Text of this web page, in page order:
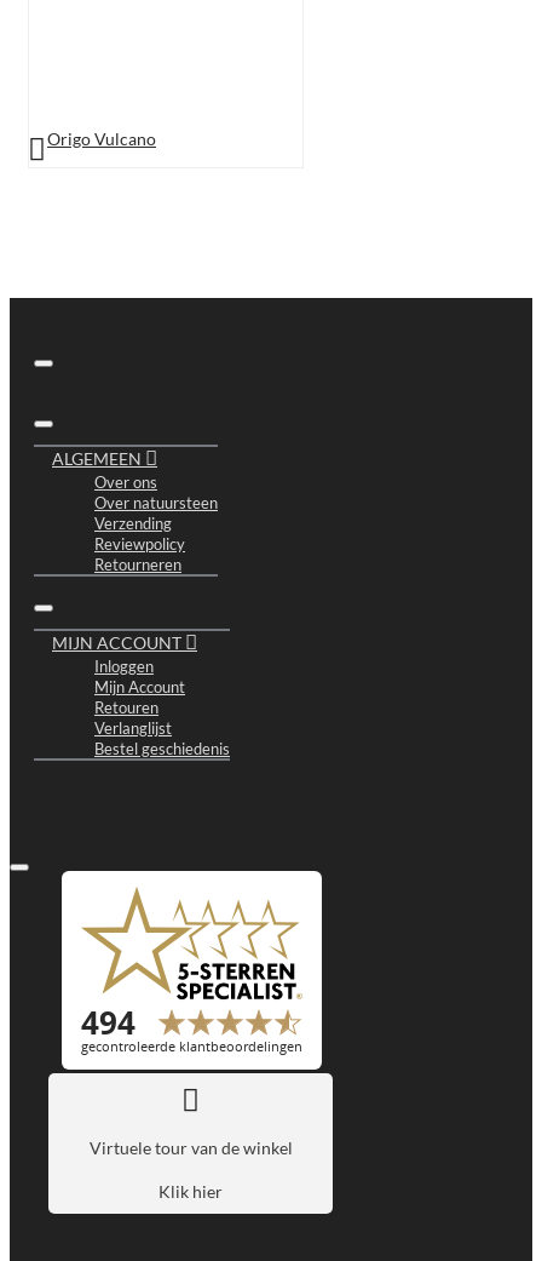
Origo Vulcano
ALGEMEEN
Over ons
Over natuursteen
Verzending
Reviewpolicy
Retourneren
MIJN ACCOUNT
Inloggen
Mijn Account
Retouren
Verlanglijst
Bestel geschiedenis
Virtuele tour van de winkel
Klik hier